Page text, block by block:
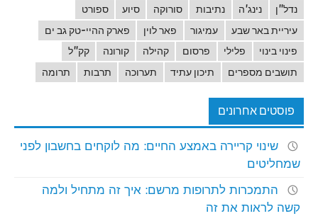
נדל"ן
נינג'ה נתיבות סורוקה סיוע
ספורט
עיריית באר שבע
עמיגור פאר לוין
פארק ההיי-טק גב ים
פינוי בינוי
פלילי פרסום קהילה קורונה
קק"ל
תושבים מספרים
תיכון עתיד תערוכה תרבות תרומה
פוסטים אחרונים
שינוי קריירה באמצע החיים: מה לוקחים בחשבון לפני
שמחליטים
התמכרות לתרופות מרשם: איך זה מתחיל ולמה
קשה לראות את זה